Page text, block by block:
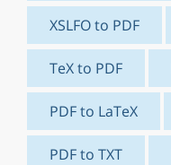
XSLFO to PDF
TeX to PDF
PDF to LaTeX
PDF to TXT